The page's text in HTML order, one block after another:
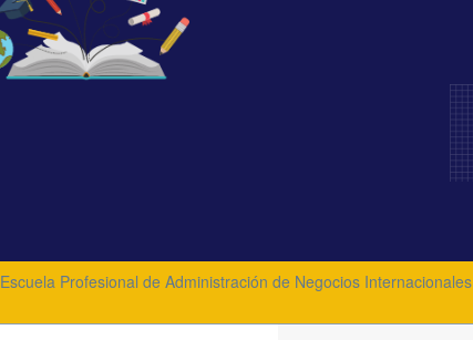
Escuela Profesional de Administración de Negocios Internacionales